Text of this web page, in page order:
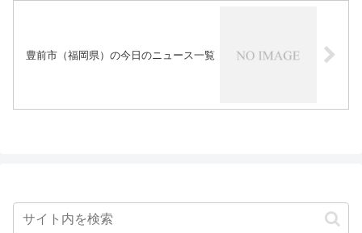
豊前市（福岡県）の今日のニュース一覧